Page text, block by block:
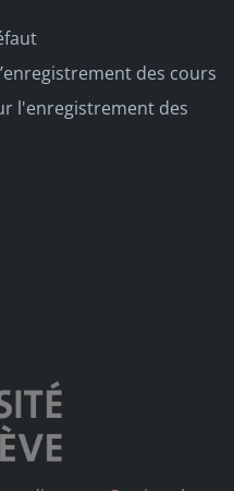
des cours
l'enregistrement des